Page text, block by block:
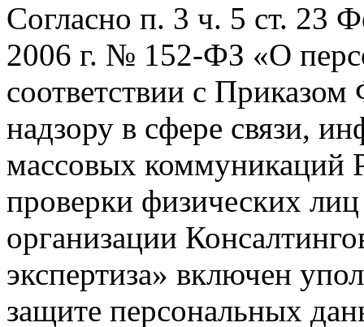
Согласно п. 3 ч. 5 ст. 23
2006 г. № 152-ФЗ «О
соответствии с
надзору в сфере связи,
массовых коммуникаций
проверки физических
организации
экспертиза» включен
защите персональных